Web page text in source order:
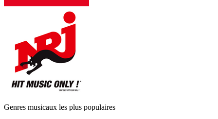
Genres musicaux les plus populaires